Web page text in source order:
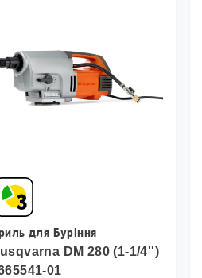
для Буріння
DM 280 (1-1/4'')
01